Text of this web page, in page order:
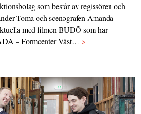
som består av regissören och
Toma och scenografen Amanda
med filmen BUDŌ som har
– Formcenter Väst… >